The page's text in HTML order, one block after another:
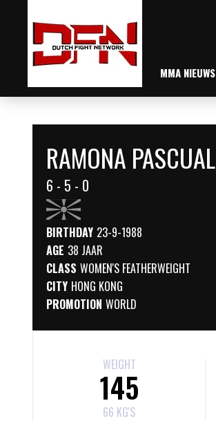
MMA NIEUWS
RAMONA PASCUAL
6 - 5 - 0
BIRTHDAY 23-9-1988
AGE 38 JAAR
CLASS WOMEN'S FEATHERWEIGHT
CITY HONG KONG
PROMOTION WORLD
WEIGHT
145
66 KG'S